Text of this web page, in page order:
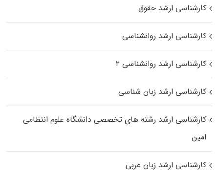
کارشناسی ارشد حقوق
کارشناسی ارشد روانشناسی
کارشناسی ارشد روانشناسی ۲
کارشناسی ارشد زبان شناسی
کارشناسی ارشد رﺷﺘﻪ ﻫﺎی تخصصی داﻧﺸﮕﺎه ﻋﻠﻮم انتظامی
اﻣﻴﻦ
کارشناسی ارشد زبان عربی